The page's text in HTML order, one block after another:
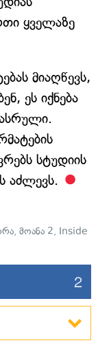
ყველაზე
მიაღწევს,
ეს იქნება
სტუდიის
აძლევს.
, მოანა 2, Inside
2